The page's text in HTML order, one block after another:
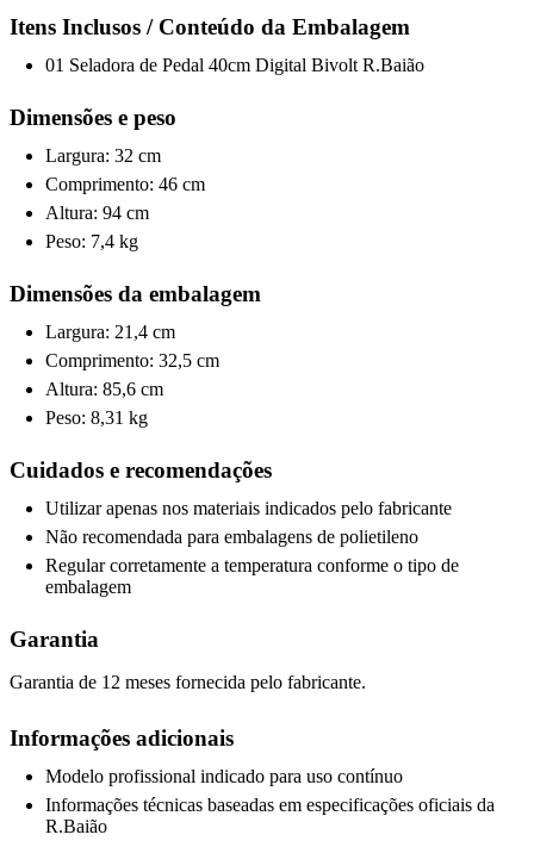
Itens Inclusos / Conteúdo da Embalagem
01 Seladora de Pedal 40cm Digital Bivolt R.Baião
Dimensões e peso
Largura: 32 cm
Comprimento: 46 cm
Altura: 94 cm
Peso: 7,4 kg
Dimensões da embalagem
Largura: 21,4 cm
Comprimento: 32,5 cm
Altura: 85,6 cm
Peso: 8,31 kg
Cuidados e recomendações
Utilizar apenas nos materiais indicados pelo fabricante
Não recomendada para embalagens de polietileno
Regular corretamente a temperatura conforme o tipo de
embalagem
Garantia
Garantia de 12 meses fornecida pelo fabricante.
Informações adicionais
Modelo profissional indicado para uso contínuo
Informações técnicas baseadas em especificações oficiais da
R.Baião